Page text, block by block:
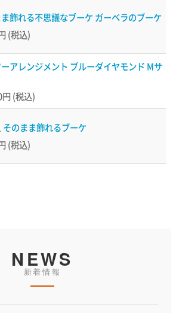
飾れる不思議なブーケ ガーベラのブーケ
(税込)
アレンジメント ブルーダイヤモンド Mサ
円 (税込)
そのまま飾れるブーケ
(税込)